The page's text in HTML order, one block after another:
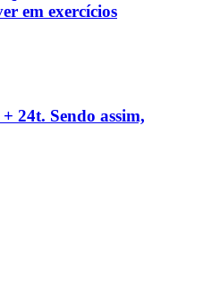
em exercícios
24t. Sendo assim,